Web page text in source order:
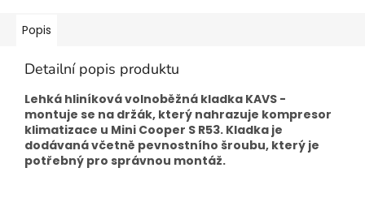
Popis
Detailní popis produktu
Lehká hliníková volnoběžná kladka KAVS -
montuje se na držák, který nahrazuje kompresor
klimatizace u Mini Cooper S R53. Kladka je
dodávaná včetně pevnostního šroubu, který je
potřebný pro správnou montáž.